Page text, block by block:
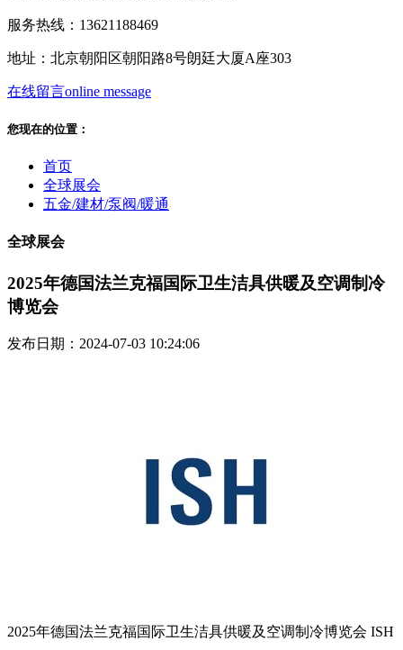
服务热线：13621188469
地址：北京朝阳区朝阳路8号朗廷大厦A座303
在线留言online message
您现在的位置：
首页
全球展会
五金/建材/泵阀/暖通
全球展会
2025年德国法兰克福国际卫生洁具供暖及空调制冷
博览会
发布日期：2024-07-03 10:24:06
2025年德国法兰克福国际卫生洁具供暖及空调制冷博览会 ISH